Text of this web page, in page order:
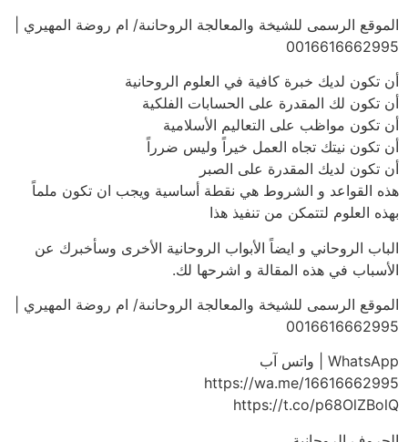
الموقع الرسمى للشيخة والمعالجة الروحانىة/ ام روضة المهيري |
0016616662995
أن تكون لديك خبرة كافية في العلوم الروحانية
أن تكون لك المقدرة على الحسابات الفلكية
أن تكون مواظب على التعاليم الأسلامية
أن تكون نيتك تجاه العمل خيراً وليس ضرراً
أن تكون لديك المقدرة على الصبر
هذه القواعد و الشروط هي نقطة أساسية ويجب ان تكون ملماً
بهذه العلوم لتتمكن من تنفيذ هذا
الباب الروحاني و ايضاً الأبواب الروحانية الأخرى وسأخبرك عن
الأسباب في هذه المقالة و اشرحها لك.
الموقع الرسمى للشيخة والمعالجة الروحانىة/ ام روضة المهيري |
0016616662995
WhatsApp | واتس آب
https://wa.me/16616662995
https://t.co/p68OlZBolQ